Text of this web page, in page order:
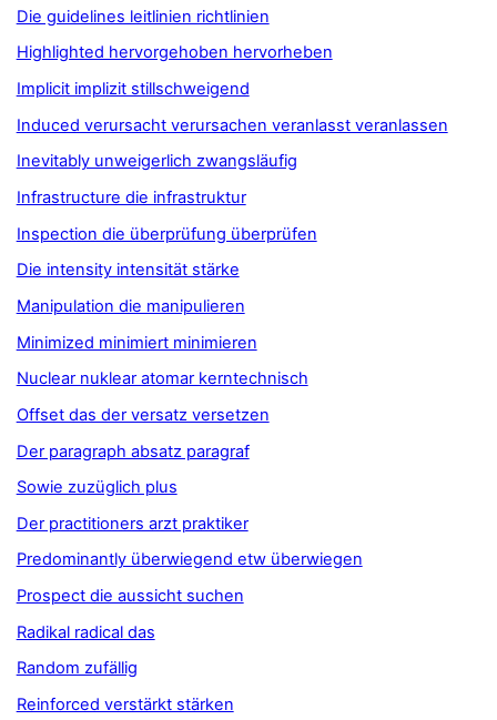
Die guidelines leitlinien richtlinien
Highlighted hervorgehoben hervorheben
Implicit implizit stillschweigend
Induced verursacht verursachen veranlasst veranlassen
Inevitably unweigerlich zwangsläufig
Infrastructure die infrastruktur
Inspection die überprüfung überprüfen
Die intensity intensität stärke
Manipulation die manipulieren
Minimized minimiert minimieren
Nuclear nuklear atomar kerntechnisch
Offset das der versatz versetzen
Der paragraph absatz paragraf
Sowie zuzüglich plus
Der practitioners arzt praktiker
Predominantly überwiegend etw überwiegen
Prospect die aussicht suchen
Radikal radical das
Random zufällig
Reinforced verstärkt stärken